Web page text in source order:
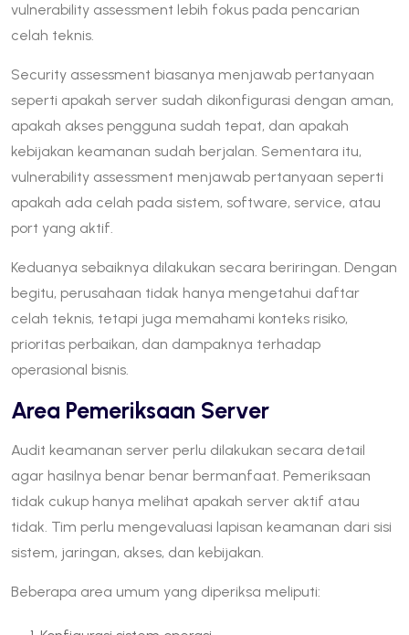
vulnerability assessment lebih fokus pada pencarian
celah teknis.
Security assessment biasanya menjawab pertanyaan
seperti apakah server sudah dikonfigurasi dengan aman,
apakah akses pengguna sudah tepat, dan apakah
kebijakan keamanan sudah berjalan. Sementara itu,
vulnerability assessment menjawab pertanyaan seperti
apakah ada celah pada sistem, software, service, atau
port yang aktif.
Keduanya sebaiknya dilakukan secara beriringan. Dengan
begitu, perusahaan tidak hanya mengetahui daftar
celah teknis, tetapi juga memahami konteks risiko,
prioritas perbaikan, dan dampaknya terhadap
operasional bisnis.
Area Pemeriksaan Server
Audit keamanan server perlu dilakukan secara detail
agar hasilnya benar benar bermanfaat. Pemeriksaan
tidak cukup hanya melihat apakah server aktif atau
tidak. Tim perlu mengevaluasi lapisan keamanan dari sisi
sistem, jaringan, akses, dan kebijakan.
Beberapa area umum yang diperiksa meliputi: